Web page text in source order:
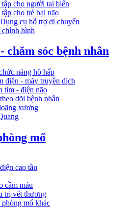
cho người tai biến
cho trẻ bại não
cụ hỗ trợ di chuyển
hình
chăm sóc bệnh nhân
năng hô hấp
điện - máy truyền dịch
tim - điện não
dõi bệnh nhân
xương
mổ
cao tần
cầm máu
trị vết thương
mổ khác